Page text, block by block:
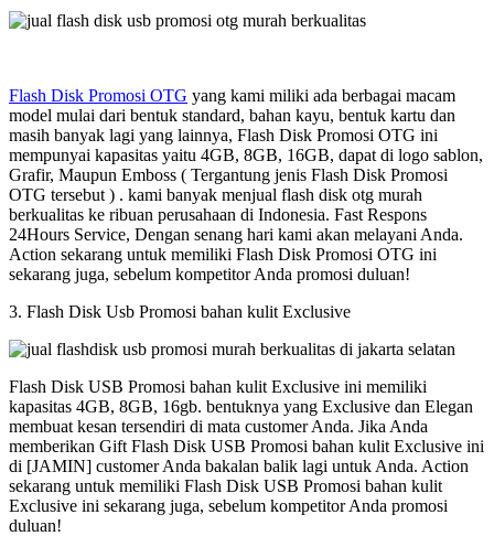
Flash Disk Promosi OTG yang kami miliki ada berbagai macam
model mulai dari bentuk standard, bahan kayu, bentuk kartu dan
masih banyak lagi yang lainnya, Flash Disk Promosi OTG ini
mempunyai kapasitas yaitu 4GB, 8GB, 16GB, dapat di logo sablon,
Grafir, Maupun Emboss ( Tergantung jenis Flash Disk Promosi
OTG tersebut ) . kami banyak menjual flash disk otg murah
berkualitas ke ribuan perusahaan di Indonesia. Fast Respons
24Hours Service, Dengan senang hari kami akan melayani Anda.
Action sekarang untuk memiliki Flash Disk Promosi OTG ini
sekarang juga, sebelum kompetitor Anda promosi duluan!
3. Flash Disk Usb Promosi bahan kulit Exclusive
Flash Disk USB Promosi bahan kulit Exclusive ini memiliki
kapasitas 4GB, 8GB, 16gb. bentuknya yang Exclusive dan Elegan
membuat kesan tersendiri di mata customer Anda. Jika Anda
memberikan Gift Flash Disk USB Promosi bahan kulit Exclusive ini
di [JAMIN] customer Anda bakalan balik lagi untuk Anda. Action
sekarang untuk memiliki Flash Disk USB Promosi bahan kulit
Exclusive ini sekarang juga, sebelum kompetitor Anda promosi
duluan!